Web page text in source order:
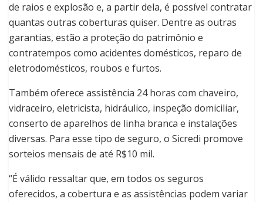
de raios e explosão e, a partir dela, é possível contratar
quantas outras coberturas quiser. Dentre as outras
garantias, estão a proteção do patrimônio e
contratempos como acidentes domésticos, reparo de
eletrodomésticos, roubos e furtos.
Também oferece assistência 24 horas com chaveiro,
vidraceiro, eletricista, hidráulico, inspeção domiciliar,
conserto de aparelhos de linha branca e instalações
diversas. Para esse tipo de seguro, o Sicredi promove
sorteios mensais de até R$10 mil.
“É válido ressaltar que, em todos os seguros
oferecidos, a cobertura e as assistências podem variar